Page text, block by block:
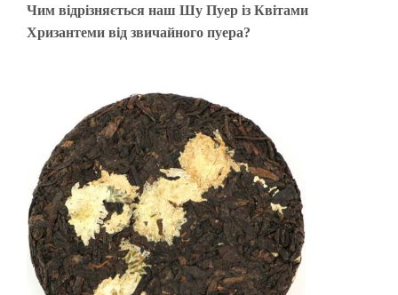
Чим відрізняється наш Шу Пуер із Квітами
Хризантеми від звичайного пуера?